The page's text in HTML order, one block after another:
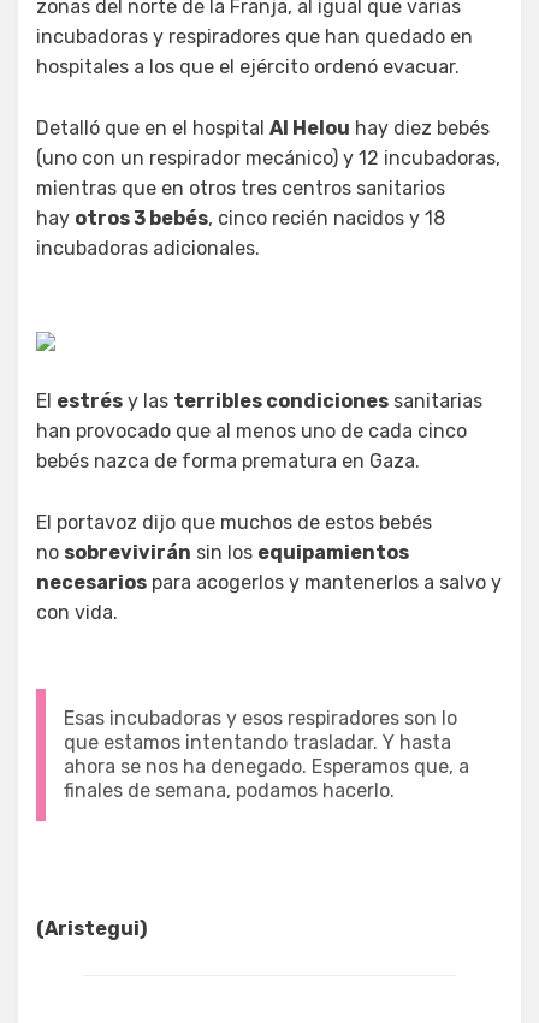
zonas del norte de la Franja, al igual que varias
incubadoras y respiradores que han quedado en
hospitales a los que el ejército ordenó evacuar.
Detalló que en el hospital Al Helou hay diez bebés
(uno con un respirador mecánico) y 12 incubadoras,
mientras que en otros tres centros sanitarios
hay otros 3 bebés, cinco recién nacidos y 18
incubadoras adicionales.
El estrés y las terribles condiciones sanitarias
han provocado que al menos uno de cada cinco
bebés nazca de forma prematura en Gaza.
El portavoz dijo que muchos de estos bebés
no sobrevivirán sin los equipamientos
necesarios para acogerlos y mantenerlos a salvo y
con vida.
Esas incubadoras y esos respiradores son lo
que estamos intentando trasladar. Y hasta
ahora se nos ha denegado. Esperamos que, a
finales de semana, podamos hacerlo.
(Aristegui)